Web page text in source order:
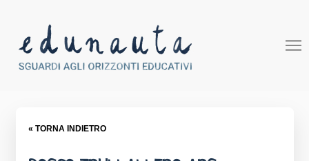
« TORNA INDIETRO